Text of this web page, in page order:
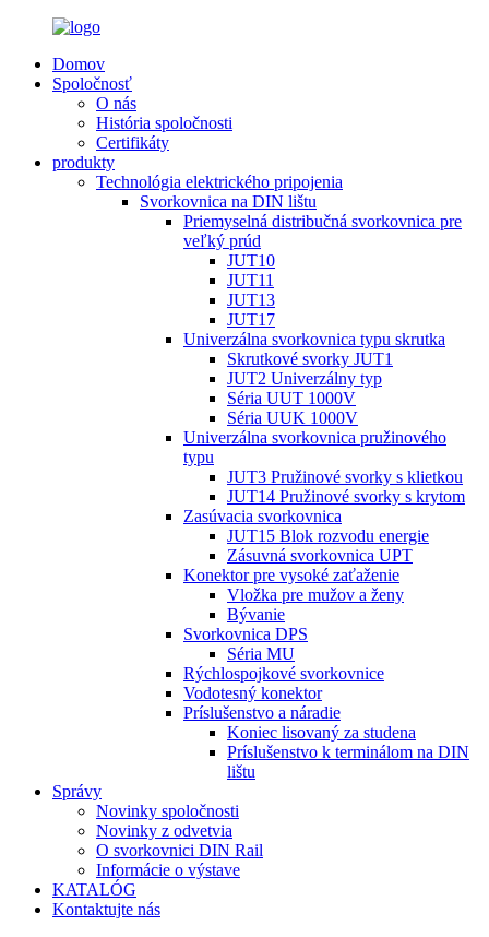
Domov
Spoločnosť
O nás
História spoločnosti
Certifikáty
produkty
Technológia elektrického pripojenia
Svorkovnica na DIN lištu
Priemyselná distribučná svorkovnica pre
veľký prúd
JUT10
JUT11
JUT13
JUT17
Univerzálna svorkovnica typu skrutka
Skrutkové svorky JUT1
JUT2 Univerzálny typ
Séria UUT 1000V
Séria UUK 1000V
Univerzálna svorkovnica pružinového
typu
JUT3 Pružinové svorky s klietkou
JUT14 Pružinové svorky s krytom
Zasúvacia svorkovnica
JUT15 Blok rozvodu energie
Zásuvná svorkovnica UPT
Konektor pre vysoké zaťaženie
Vložka pre mužov a ženy
Bývanie
Svorkovnica DPS
Séria MU
Rýchlospojkové svorkovnice
Vodotesný konektor
Príslušenstvo a náradie
Koniec lisovaný za studena
Príslušenstvo k terminálom na DIN
lištu
Správy
Novinky spoločnosti
Novinky z odvetvia
O svorkovnici DIN Rail
Informácie o výstave
KATALÓG
Kontaktujte nás